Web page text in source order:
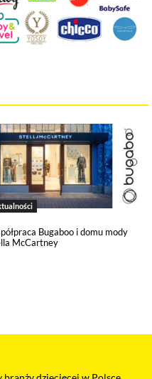
Bugaboo i domu mody
McCartney
w stanie obejrzeć treści